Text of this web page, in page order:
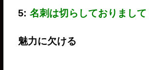
5: 名刺は切らしておりまして
魅力に欠ける